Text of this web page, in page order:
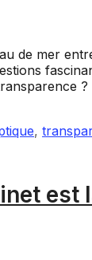
de mer
,
est